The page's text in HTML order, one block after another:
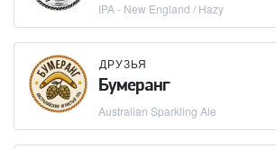
IPA - New England / Hazy
ДРУЗЬЯ
Бумеранг
Australian Sparkling Ale